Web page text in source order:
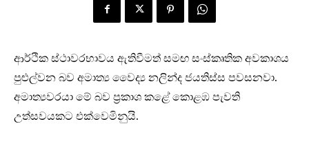
ආර්ථික ස්ථාවරභාවය ඇතිවීමත් සමඟ සංස්කෘතික අවකාශය
පුළුල්වන බව අමාත්‍ය වෛද්‍ය නලින්ද ජයතිස්ස පවසනවා.
අමාත්‍යවරයා මේ බව ප්‍රකාශ කළේ කොළඹ පැවති
උත්සවයකට එක්වෙමිනුයි.